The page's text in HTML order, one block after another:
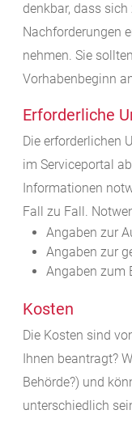
denkbar, dass
Nachforderungen
nehmen. Sie
Vorhabenbeginn
Erforderliche
Die erforderlichen
im Serviceportal
Informationen
Fall zu Fall.
Angaben zur
Angaben zur
Angaben zum
Kosten
Die Kosten sind
Ihnen beantragt?
Behörde?) und
unterschiedlich